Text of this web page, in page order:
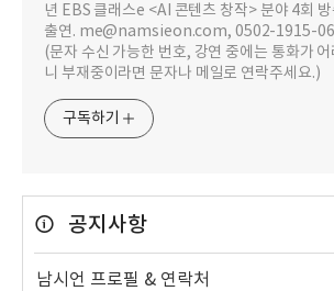
년 EBS 클래스e <AI 콘텐츠 창작> 분야 4회 방
출연. me@namsieon.com, 0502-1915-
(문자 수신 가능한 번호, 강연 중에는 통화가 어
니 부재중이라면 문자나 메일로 연락주세요.)
구독하기
공지사항
남시언 프로필 & 연락처